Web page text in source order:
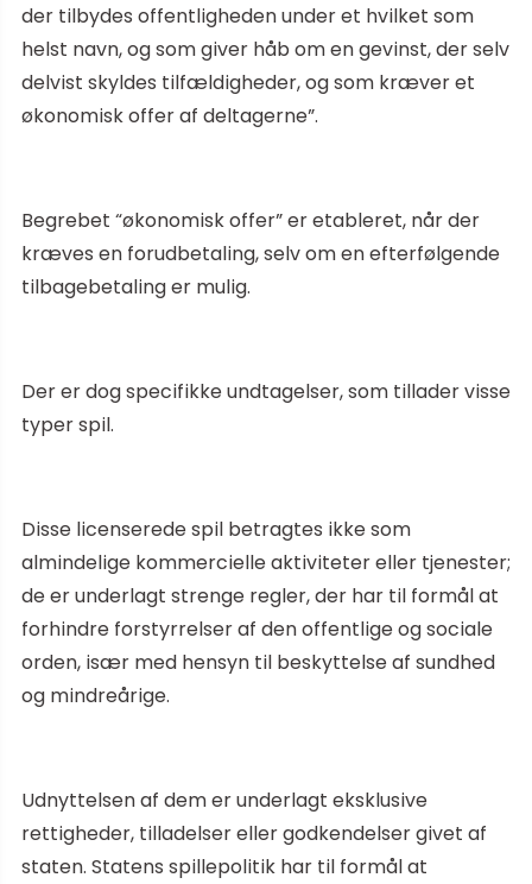
der tilbydes offentligheden under et hvilket som
helst navn, og som giver håb om en gevinst, der selv
delvist skyldes tilfældigheder, og som kræver et
økonomisk offer af deltagerne”.
Begrebet “økonomisk offer” er etableret, når der
kræves en forudbetaling, selv om en efterfølgende
tilbagebetaling er mulig.
Der er dog specifikke undtagelser, som tillader visse
typer spil.
Disse licenserede spil betragtes ikke som
almindelige kommercielle aktiviteter eller tjenester;
de er underlagt strenge regler, der har til formål at
forhindre forstyrrelser af den offentlige og sociale
orden, især med hensyn til beskyttelse af sundhed
og mindreårige.
Udnyttelsen af dem er underlagt eksklusive
rettigheder, tilladelser eller godkendelser givet af
staten. Statens spillepolitik har til formål at